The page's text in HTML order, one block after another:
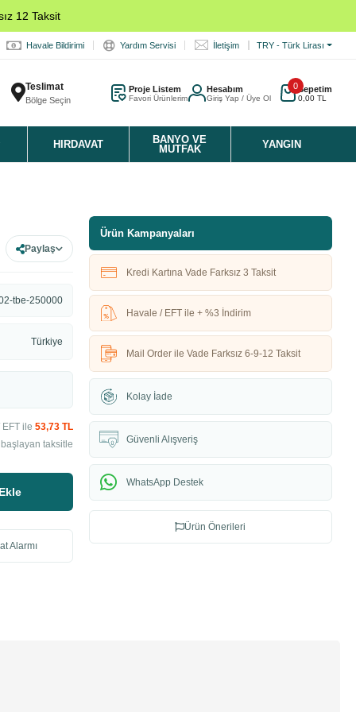
12 Taksit
Havale Bildirimi Yardım Servisi İletişim TRY - Türk Lirası
Teslimat
Bölge Seçin
Proje Listem
Favori Ürünlerim
Hesabım
Giriş Yap / Üye Ol
0Sepetim
0,00 TL
HIRDAVAT
BANYO VE
MUTFAK
YANGIN
Paylaş
tbe-250000
Türkiye
ile 53,73 TL
taksitle
Alarmı
Ürün Kampanyaları
Kredi Kartına Vade Farksız 3 Taksit
Havale / EFT ile + %3 İndirim
Mail Order ile Vade Farksız 6-9-12 Taksit
Kolay İade
Güvenli Alışveriş
WhatsApp Destek
Ürün Önerileri